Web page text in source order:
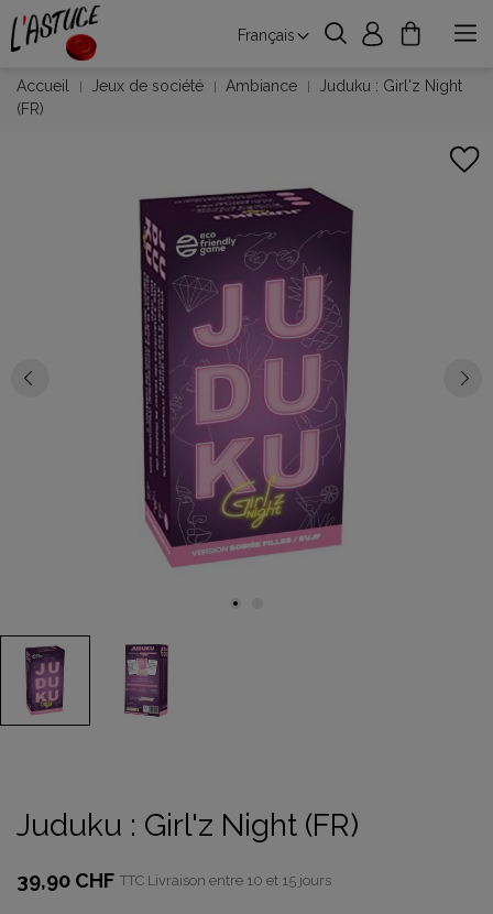
Français
Accueil Jeux de société Ambiance
Juduku : Girl'z Night
(FR)
Juduku : Girl'z Night (FR)
39,90 CHF TTC Livraison entre 10 et 15 jours